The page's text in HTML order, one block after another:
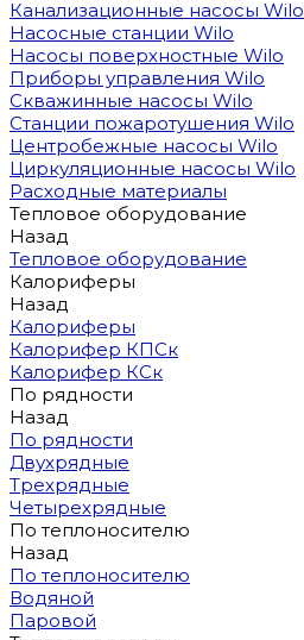
Канализационные насосы Wilo
Насосные станции Wilo
Насосы поверхностные Wilo
Приборы управления Wilo
Скважинные насосы Wilo
Станции пожаротушения Wilo
Центробежные насосы Wilo
Циркуляционные насосы Wilo
Расходные материалы
Тепловое оборудование
Назад
Тепловое оборудование
Калориферы
Назад
Калориферы
Калорифер КПСк
Калорифер КСк
По рядности
Назад
По рядности
Двухрядные
Трехрядные
Четырехрядные
По теплоносителю
Назад
По теплоносителю
Водяной
Паровой